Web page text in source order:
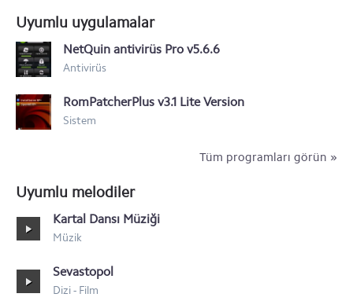
Nokia Lumia icon 929
Nokia Lumia 1320
Nokia Lumia 1520
Nokia 500
Uyumlu uygulamalar
NetQuin antivirüs Pro v5.6.6
Antivirüs
RomPatcherPlus v3.1 Lite Version
Sistem
Tüm programları görün »
Uyumlu melodiler
Kartal Dansı Müziği
Müzik
Sevastopol
Dizi - Film